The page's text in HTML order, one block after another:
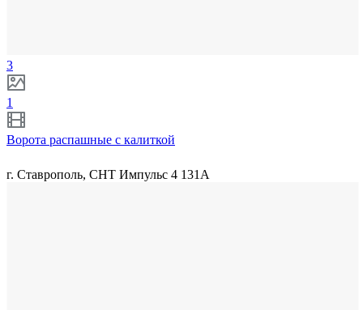
3
1
Ворота распашные с калиткой
г. Ставрополь, СНТ Импульс 4 131А